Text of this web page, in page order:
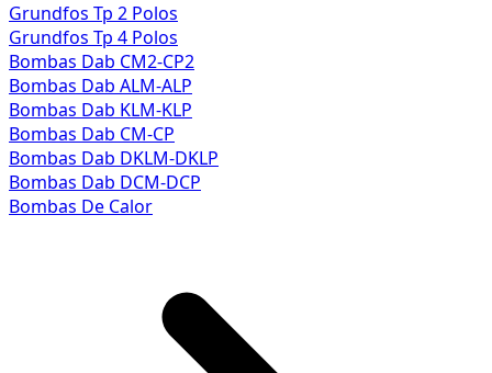
Grundfos Tp 2 Polos
Grundfos Tp 4 Polos
Bombas Dab CM2-CP2
Bombas Dab ALM-ALP
Bombas Dab KLM-KLP
Bombas Dab CM-CP
Bombas Dab DKLM-DKLP
Bombas Dab DCM-DCP
Bombas De Calor